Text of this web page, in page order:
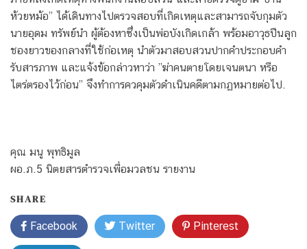
ห้วยหม้อ” ได้เดินทางไปตรวจสอบที่เกิดเหตุและสามารถจับกุมตัว
นายอุดม ทรัพย์นำ ผู้ต้องหาซึ่งเป็นพ่อบังเกิดเกล้า พร้อมอาวุธปืนลูก
ชองยาวของกลางที่ใช้ก่อเหตุ นำตัวมาสอบสวนปากคำประกอบคำ
รับสารภาพ และแจ้งข้อกล่าวหาว่า ”ฆ่าคนตายโดยเจนตนา หรือ
ไตร่ตรองไว้ก่อน” จึงทำการควคุมตัวดำเนินคดีตามกฏหมายต่อไป.
คุณ มนู พุทธิมูล
ผอ.ภ.5 นิตยสารตำรวจเพื่อมวลชน รายงาน
SHARE
Facebook Twitter Pinterest